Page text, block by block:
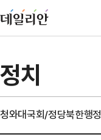
정치
청와대국회/정당북한행정